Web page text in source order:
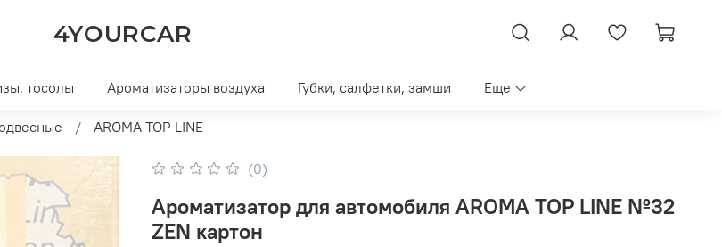
4YOURCAR
тосолы Ароматизаторы воздуха Губки, салфетки, замши Еще
AROMA TOP LINE
(0)
Ароматизатор для автомобиля AROMA TOP LINE №32
ZEN картон